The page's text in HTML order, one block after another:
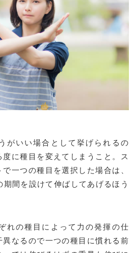
がいい場合として挙げられるの
に種目を変えてしまうこと。ス
一つの種目を選択した場合は、
間を設けて伸ばしてあげるほう
れの種目によって力の発揮の仕
なるので一つの種目に慣れる前